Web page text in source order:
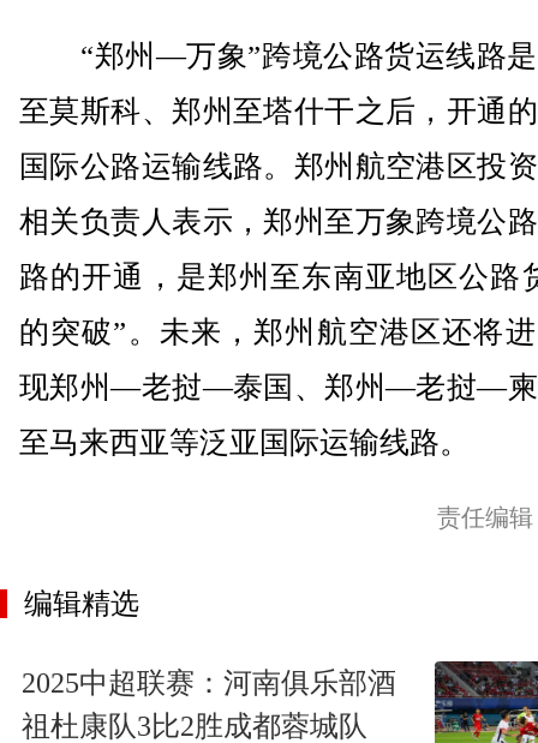
“郑州—万象”跨境公路货运线路是
至莫斯科、郑州至塔什干之后，开通
国际公路运输线路。郑州航空港区投
相关负责人表示，郑州至万象跨境公
路的开通，是郑州至东南亚地区公路
的突破”。未来，郑州航空港区还将
现郑州—老挝—泰国、郑州—老挝—柬
至马来西亚等泛亚国际运输线路。
责任编
编辑精选
2025中超联赛：河南俱乐部酒
祖杜康队3比2胜成都蓉城队